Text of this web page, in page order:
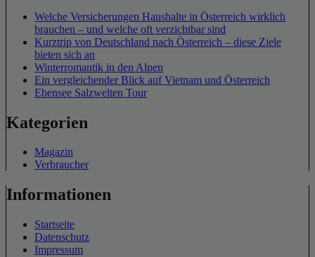
Welche Versicherungen Haushalte in Österreich wirklich
brauchen – und welche oft verzichtbar sind
Kurztrip von Deutschland nach Österreich – diese Ziele
bieten sich an
Winterromantik in den Alpen
Ein vergleichender Blick auf Vietnam und Österreich
Ebensee Salzwelten Tour
Kategorien
Magazin
Verbraucher
Informationen
Startseite
Datenschutz
Impressum